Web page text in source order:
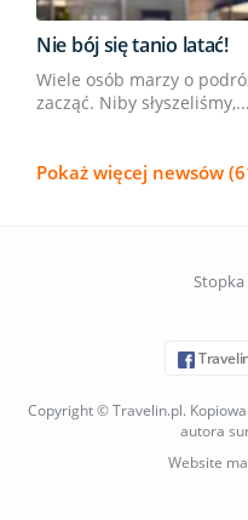
Nie bój się tanio latać!
Wiele osób marzy o
zacząć. Niby słyszeliśmy,...
Pokaż więcej newsów
Copyright © Travelin.pl.
autora
Website